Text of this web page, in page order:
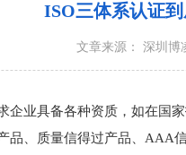
ISO三体系认证
文章来源： 深圳博
企业具备各种资质，如在国
品、质量信得过产品、AAA